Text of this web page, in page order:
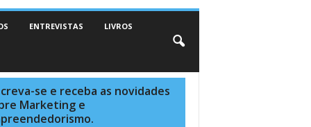
ENTREVISTAS LIVROS
se e receba as novidades
Marketing e